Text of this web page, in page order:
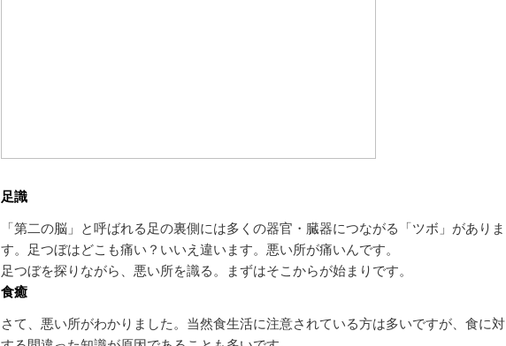
足識
「第二の脳」と呼ばれる足の裏側には多くの器官・臓器につながる「ツボ」がありま
す。足つぼはどこも痛い？いいえ違います。悪い所が痛いんです。
足つぼを探りながら、悪い所を識る。まずはそこからが始まりです。
食癒
さて、悪い所がわかりました。当然食生活に注意されている方は多いですが、食に対